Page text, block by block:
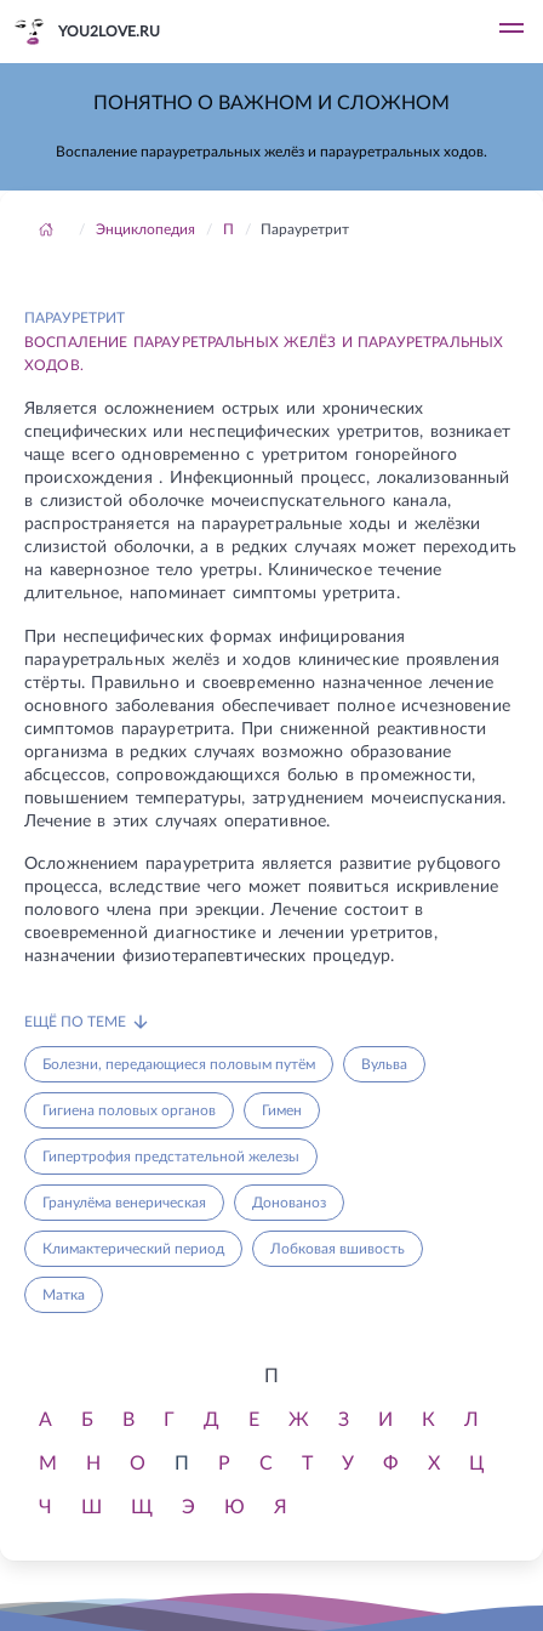
YOU2LOVE.RU
ПОНЯТНО О ВАЖНОМ И СЛОЖНОМ
Воспаление парауретральных желёз и парауретральных ходов.
Энциклопедия П Парауретрит
ПАРАУРЕТРИТ
ВОСПАЛЕНИЕ ПАРАУРЕТРАЛЬНЫХ ЖЕЛЁЗ И ПАРАУРЕТРАЛЬНЫХ
ХОДОВ.
Является осложнением острых или хронических
специфических или неспецифических уретритов, возникает
чаще всего одновременно с уретритом гонорейного
происхождения . Инфекционный процесс, локализованный
в слизистой оболочке мочеиспускательного канала,
распространяется на парауретральные ходы и желёзки
слизистой оболочки, а в редких случаях может переходить
на кавернозное тело уретры. Клиническое течение
длительное, напоминает симптомы уретрита.
При неспецифических формах инфицирования
парауретральных желёз и ходов клинические проявления
стёрты. Правильно и своевременно назначенное лечение
основного заболевания обеспечивает полное исчезновение
симптомов парауретрита. При сниженной реактивности
организма в редких случаях возможно образование
абсцессов, сопровождающихся болью в промежности,
повышением температуры, затруднением мочеиспускания.
Лечение в этих случаях оперативное.
Осложнением парауретрита является развитие рубцового
процесса, вследствие чего может появиться искривление
полового члена при эрекции. Лечение состоит в
своевременной диагностике и лечении уретритов,
назначении физиотерапевтических процедур.
ЕЩЁ ПО ТЕМЕ
Болезни, передающиеся половым путём Вульва
Гигиена половых органов Гимен
Гипертрофия предстательной железы
Гранулёма венерическая Донованоз
Климактерический период Лобковая вшивость
Матка
П
А Б В Г Д Е Ж З И К Л
М Н О П Р С Т У Ф Х Ц
Ч Ш Щ Э Ю Я